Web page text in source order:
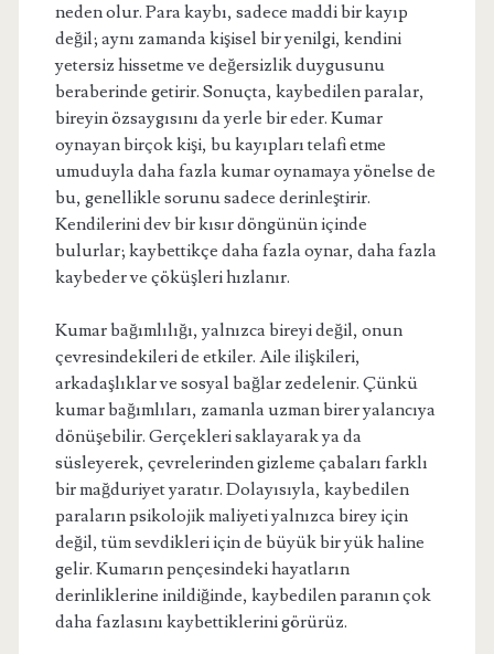
neden olur. Para kaybı, sadece maddi bir kayıp
değil; aynı zamanda kişisel bir yenilgi, kendini
yetersiz hissetme ve değersizlik duygusunu
beraberinde getirir. Sonuçta, kaybedilen paralar,
bireyin özsaygısını da yerle bir eder. Kumar
oynayan birçok kişi, bu kayıpları telafi etme
umuduyla daha fazla kumar oynamaya yönelse de
bu, genellikle sorunu sadece derinleştirir.
Kendilerini dev bir kısır döngünün içinde
bulurlar; kaybettikçe daha fazla oynar, daha fazla
kaybeder ve çöküşleri hızlanır.
Kumar bağımlılığı, yalnızca bireyi değil, onun
çevresindekileri de etkiler. Aile ilişkileri,
arkadaşlıklar ve sosyal bağlar zedelenir. Çünkü
kumar bağımlıları, zamanla uzman birer yalancıya
dönüşebilir. Gerçekleri saklayarak ya da
süsleyerek, çevrelerinden gizleme çabaları farklı
bir mağduriyet yaratır. Dolayısıyla, kaybedilen
paraların psikolojik maliyeti yalnızca birey için
değil, tüm sevdikleri için de büyük bir yük haline
gelir. Kumarın pençesindeki hayatların
derinliklerine inildiğinde, kaybedilen paranın çok
daha fazlasını kaybettiklerini görürüz.